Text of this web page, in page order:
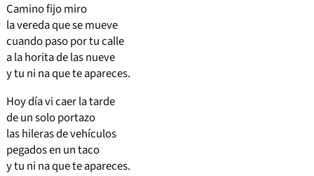
Camino fijo miro
la vereda que se mueve
cuando paso por tu calle
a la horita de las nueve
y tu ni na que te apareces.
Hoy día vi caer la tarde
de un solo portazo
las hileras de vehículos
pegados en un taco
y tu ni na que te apareces.